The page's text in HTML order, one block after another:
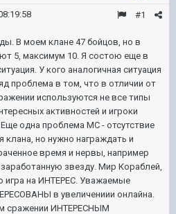
#1
В моем клане 47 бойцов, но в
5, максимум 10. Я состою еще в
У кого аналогичная ситуация
проблема в том, что в отличии от
используются не все типы
активностей и игроки
одна проблема МС - отсутствие
клана, но нужно награждать и
время и нервы, например
звезду. Мир Кораблей,
игра на ИНТЕРЕС. Уважаемые
в увеличениии онлайна.
сражении ИНТЕРЕСНЫМ